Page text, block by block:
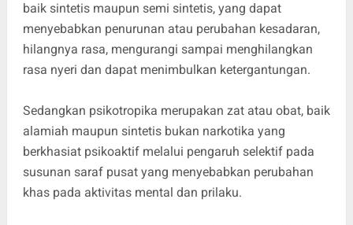
baik sintetis maupun semi sintetis, yang dapat
menyebabkan penurunan atau perubahan kesadaran,
hilangnya rasa, mengurangi sampai menghilangkan
rasa nyeri dan dapat menimbulkan ketergantungan.
Sedangkan psikotropika merupakan zat atau obat, baik
alamiah maupun sintetis bukan narkotika yang
berkhasiat psikoaktif melalui pengaruh selektif pada
susunan saraf pusat yang menyebabkan perubahan
khas pada aktivitas mental dan prilaku.